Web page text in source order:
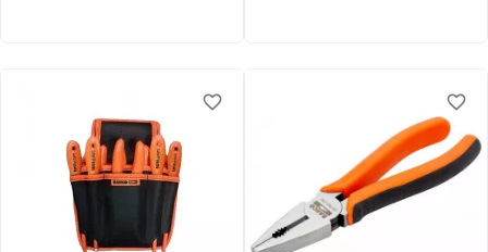
favorite_border
favorite_border favorite_border
favorite_border